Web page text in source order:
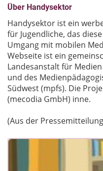
Über Handysektor
Handysektor ist ein
für Jugendliche, das
Umgang mit mobilen
Webseite ist ein
Landesanstalt für
und des
Südwest (mpfs). Die
(mecodia GmbH) inne.
(Aus der